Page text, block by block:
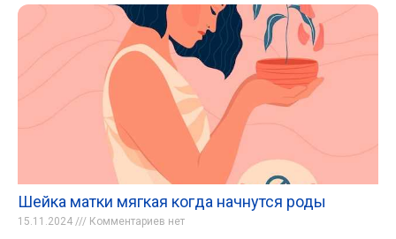
Шейка матки мягкая когда начнутся роды
15.11.2024 Комментариев нет